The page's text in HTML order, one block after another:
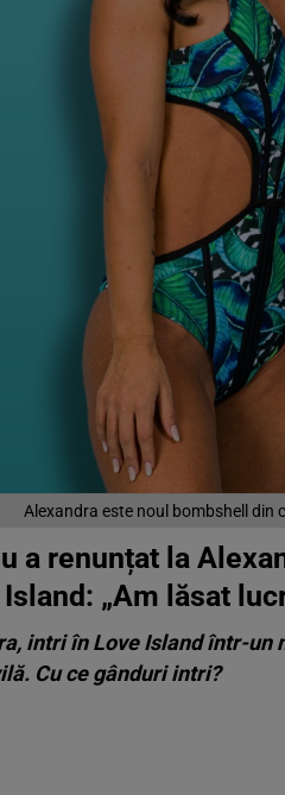
Alexandra este noul bombshell din
a renunțat la
„Am lăsat
intri în Love Island într-un
Cu ce gânduri intri?